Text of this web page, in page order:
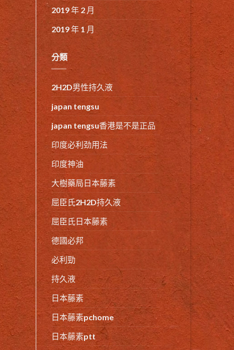
2019 年 2 月
2019 年 1 月
分類
2H2D男性持久液
japan tengsu
japan tengsu香港是不是正品
印度必利劲用法
印度神油
大樹藥局日本藤素
屈臣氏2H2D持久液
屈臣氏日本藤素
德國必邦
必利勁
持久液
日本藤素
日本藤素pchome
日本藤素ptt